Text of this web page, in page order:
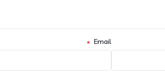
Email
*